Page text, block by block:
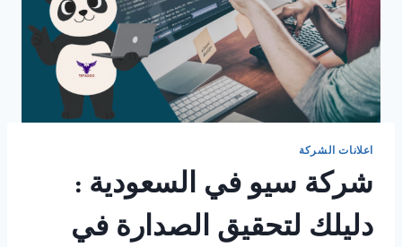
اعلانات الشركة
شركة سيو في السعودية :
دليلك لتحقيق الصدارة في